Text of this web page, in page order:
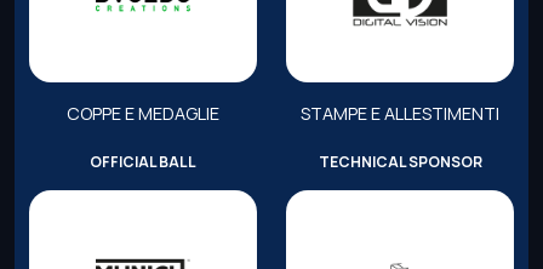
COPPE E MEDAGLIE STAMPE E ALLESTIMENTI
OFFICIAL BALL TECHNICAL SPONSOR